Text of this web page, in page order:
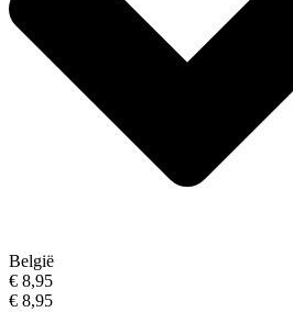
België
€ 8,95
€ 8,95